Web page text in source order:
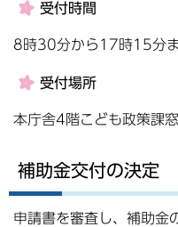
受付時間
8時30分から17時15分
受付場所
本庁舎4階こども政策課
補助金交付の決定
申請書を審査し、補助金